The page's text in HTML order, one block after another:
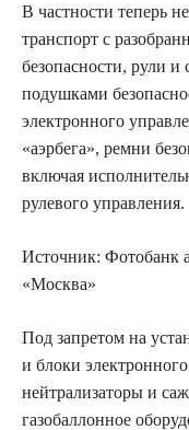
В частности теперь
транспорт с
безопасности, рули
подушками
электронного
«аэрбега», ремни
включая
рулевого управления.
Источник: Фотобанк
«Москва»
Под запретом на
и блоки
нейтрализаторы и
газобаллонное